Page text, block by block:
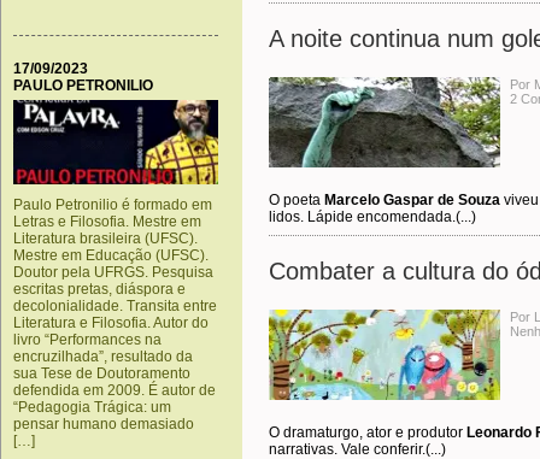
17/09/2023
PAULO PETRONILIO
Paulo Petronilio é formado em
Letras e Filosofia. Mestre em
Literatura brasileira (UFSC).
Mestre em Educação (UFSC).
Doutor pela UFRGS. Pesquisa
escritas pretas, diáspora e
decolonialidade. Transita entre
Literatura e Filosofia. Autor do
livro “Performances na
encruzilhada”, resultado da
sua Tese de Doutoramento
defendida em 2009. É autor de
“Pedagogia Trágica: um
pensar humano demasiado
[…]
A noite continua num
Por
2
O poeta Marcelo Gaspar de Souza
lidos. Lápide encomendada.(...)
Combater a cultura do
Por
O dramaturgo, ator e produtor Leonardo
narrativas. Vale conferir.(...)